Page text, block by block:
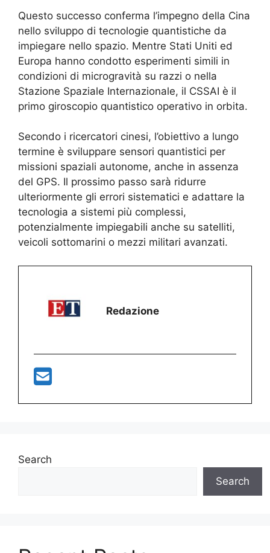
Questo successo conferma l’impegno della Cina
nello sviluppo di tecnologie quantistiche da
impiegare nello spazio. Mentre Stati Uniti ed
Europa hanno condotto esperimenti simili in
condizioni di microgravità su razzi o nella
Stazione Spaziale Internazionale, il CSSAI è il
primo giroscopio quantistico operativo in orbita.
Secondo i ricercatori cinesi, l’obiettivo a lungo
termine è sviluppare sensori quantistici per
missioni spaziali autonome, anche in assenza
del GPS. Il prossimo passo sarà ridurre
ulteriormente gli errori sistematici e adattare la
tecnologia a sistemi più complessi,
potenzialmente impiegabili anche su satelliti,
veicoli sottomarini o mezzi militari avanzati.
Redazione
Search
Search